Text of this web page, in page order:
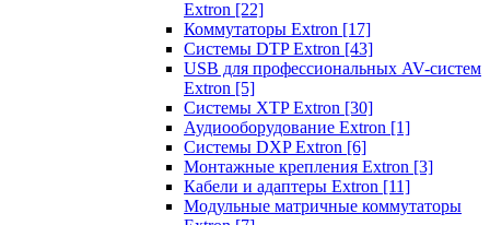
Extron [22]
Коммутаторы Extron [17]
Системы DTP Extron [43]
USB для профессиональных AV-систем
Extron [5]
Системы XTP Extron [30]
Аудиооборудование Extron [1]
Системы DXP Extron [6]
Монтажные крепления Extron [3]
Кабели и адаптеры Extron [11]
Модульные матричные коммутаторы